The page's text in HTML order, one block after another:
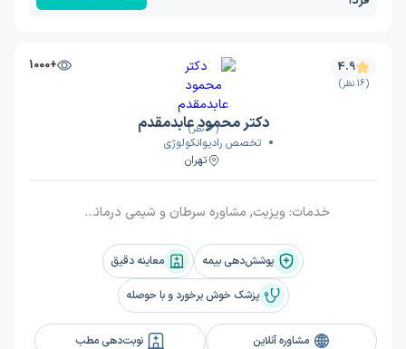
(16 نظر)
+1000 4.9
(16 نظر)
دکتر محمود عابدمقدم
تخصص رادیوانکولوژی
تهران
خدمات: ویزیت, مشاوره سرطان و شیمی درمانی و پرتودرمانی و درمانهای حمایتی و تسکینی لازم
پوشش‌دهی بیمه معاینه دقیق
پزشک خوش برخورد و با حوصله
مشاوره آنلاین نوبت‌دهی مطب